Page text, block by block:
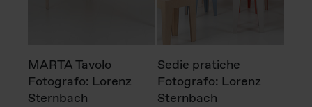
MARTA Tavolo
Fotografo: Lorenz
Sternbach
Sedie pratiche
Fotografo: Lorenz
Sternbach